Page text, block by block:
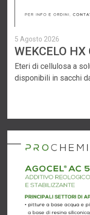
5 Agosto 2026
WEKCELO HX
Eteri di cellulosa a
disponibili in sacchi